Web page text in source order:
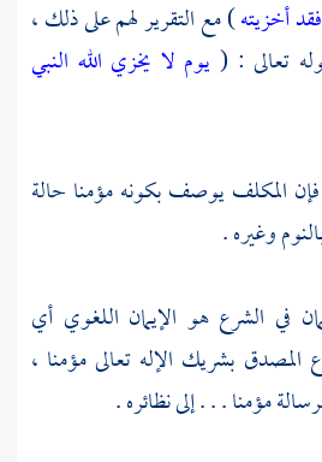
أخزيته) مع التقرير لهم على ذلك ،
تعالى : ( يوم لا يخزي الله النبي
المكلف يوصف بكونه مؤمنا حالة
وغيره .
في الشرع هو الإيمان اللغوي أي
بشريك الإله تعالى مؤمنا ،
مؤمنا . . . إلى نظائره .